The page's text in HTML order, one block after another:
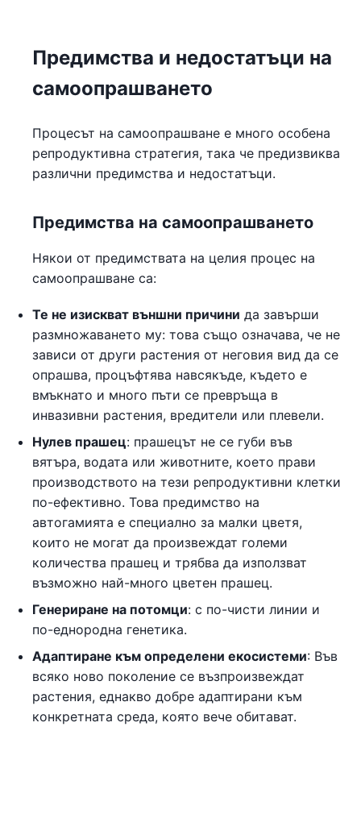
Предимства и недостатъци на
самоопрашването
Процесът на самоопрашване е много особена
репродуктивна стратегия, така че предизвиква
различни предимства и недостатъци.
Предимства на самоопрашването
Някои от предимствата на целия процес на
самоопрашване са:
Те не изискват външни причини да завърши
размножаването му: това също означава, че не
зависи от други растения от неговия вид да се
опрашва, процъфтява навсякъде, където е
вмъкнато и много пъти се превръща в
инвазивни растения, вредители или плевели.
Нулев прашец: прашецът не се губи във
вятъра, водата или животните, което прави
производството на тези репродуктивни клетки
по-ефективно. Това предимство на
автогамията е специално за малки цветя,
които не могат да произвеждат големи
количества прашец и трябва да използват
възможно най-много цветен прашец.
Генериране на потомци: с по-чисти линии и
по-еднородна генетика.
Адаптиране към определени екосистеми: Във
всяко ново поколение се възпроизвеждат
растения, еднакво добре адаптирани към
конкретната среда, която вече обитават.